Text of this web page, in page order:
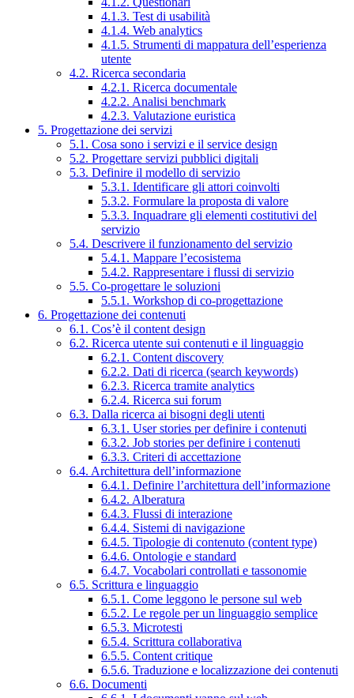
4.1.3. Test di usabilità
4.1.4. Web analytics
4.1.5. Strumenti di mappatura dell’esperienza
utente
4.2. Ricerca secondaria
4.2.1. Ricerca documentale
4.2.2. Analisi benchmark
4.2.3. Valutazione euristica
5. Progettazione dei servizi
5.1. Cosa sono i servizi e il service design
5.2. Progettare servizi pubblici digitali
5.3. Definire il modello di servizio
5.3.1. Identificare gli attori coinvolti
5.3.2. Formulare la proposta di valore
5.3.3. Inquadrare gli elementi costitutivi del
servizio
5.4. Descrivere il funzionamento del servizio
5.4.1. Mappare l’ecosistema
5.4.2. Rappresentare i flussi di servizio
5.5. Co-progettare le soluzioni
5.5.1. Workshop di co-progettazione
6. Progettazione dei contenuti
6.1. Cos’è il content design
6.2. Ricerca utente sui contenuti e il linguaggio
6.2.1. Content discovery
6.2.2. Dati di ricerca (search keywords)
6.2.3. Ricerca tramite analytics
6.2.4. Ricerca sui forum
6.3. Dalla ricerca ai bisogni degli utenti
6.3.1. User stories per definire i contenuti
6.3.2. Job stories per definire i contenuti
6.3.3. Criteri di accettazione
6.4. Architettura dell’informazione
6.4.1. Definire l’architettura dell’informazione
6.4.2. Alberatura
6.4.3. Flussi di interazione
6.4.4. Sistemi di navigazione
6.4.5. Tipologie di contenuto (content type)
6.4.6. Ontologie e standard
6.4.7. Vocabolari controllati e tassonomie
6.5. Scrittura e linguaggio
6.5.1. Come leggono le persone sul web
6.5.2. Le regole per un linguaggio semplice
6.5.3. Microtesti
6.5.4. Scrittura collaborativa
6.5.5. Content critique
6.5.6. Traduzione e localizzazione dei contenuti
6.6. Documenti